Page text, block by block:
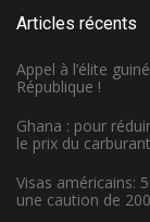
Articles récents
Appel à l’élite
République !
Ghana : pour
le prix du carburant
Visas américains:
une caution de